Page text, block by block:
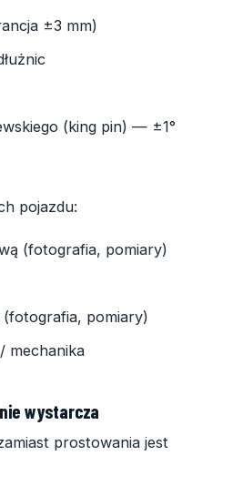
±3 mm)
(king pin) — ±1°
pojazdu:
(fotografia, pomiary)
pomiary)
mechanika
wystarcza
prostowania jest